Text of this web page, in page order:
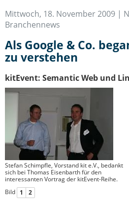
Start-Up Augsburg
Mittwoch, 18. November 2009 |
Branchennews
Als Google & Co.
zu verstehen
kitEvent: Semantic Web und
Stefan Schimpfle, Vorstand kit e.V., bedankt
sich bei Thomas Eisenbarth für den
interessanten Vortrag der kitEvent-Reihe.
Bild 1 2